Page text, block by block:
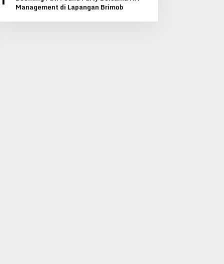
Management di Lapangan Brimob